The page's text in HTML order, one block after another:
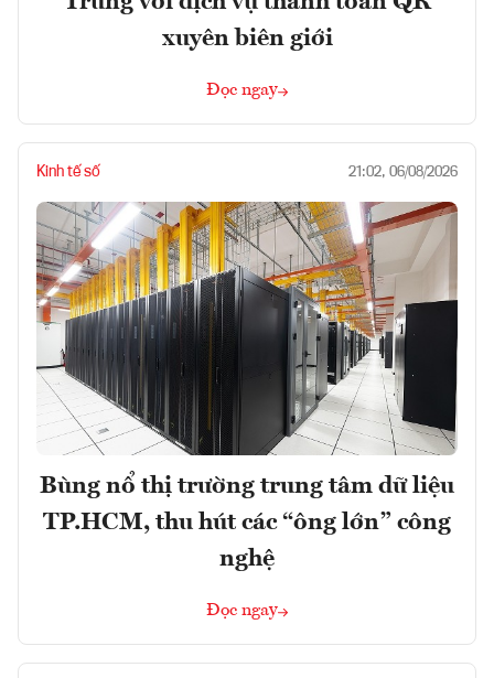
xuyên biên giới
Đọc ngay
Kinh tế số 21:02, 06/08/2026
Bùng nổ thị trường trung tâm dữ liệu
TP.HCM, thu hút các “ông lớn” công
nghệ
Đọc ngay